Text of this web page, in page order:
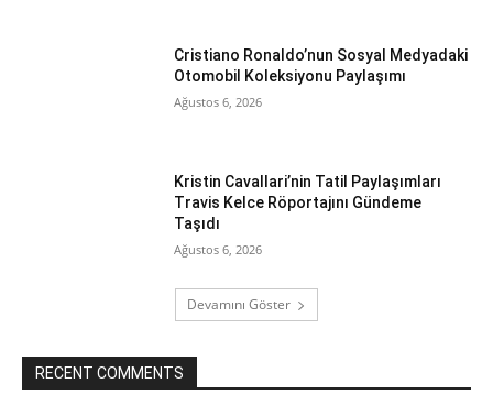
Cristiano Ronaldo’nun Sosyal Medyadaki
Otomobil Koleksiyonu Paylaşımı
Ağustos 6, 2026
Kristin Cavallari’nin Tatil Paylaşımları
Travis Kelce Röportajını Gündeme
Taşıdı
Ağustos 6, 2026
Devamını Göster
RECENT COMMENTS